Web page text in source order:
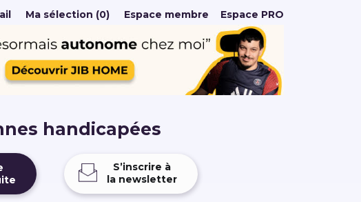
Ma sélection (0) Espace membre Espace PRO
handicapées
S’inscrire à
la newsletter